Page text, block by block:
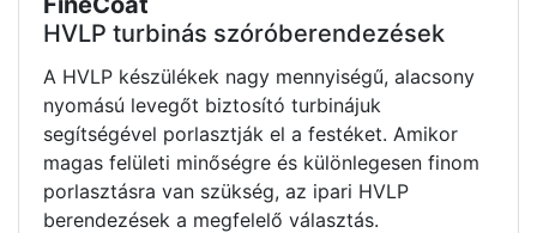
HVLP turbinás szóróberendezések
A HVLP készülékek nagy mennyiségű, alacsony
nyomású levegőt biztosító turbinájuk
segítségével porlasztják el a festéket. Amikor
magas felületi minőségre és különlegesen finom
porlasztásra van szükség, az ipari HVLP
berendezések a megfelelő választás.